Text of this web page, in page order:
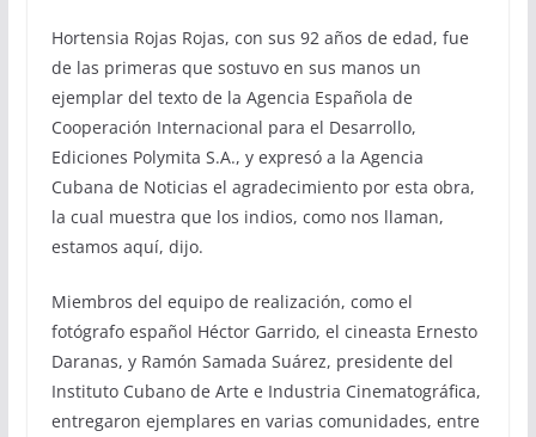
Hortensia Rojas Rojas, con sus 92 años de edad, fue
de las primeras que sostuvo en sus manos un
ejemplar del texto de la Agencia Española de
Cooperación Internacional para el Desarrollo,
Ediciones Polymita S.A., y expresó a la Agencia
Cubana de Noticias el agradecimiento por esta obra,
la cual muestra que los indios, como nos llaman,
estamos aquí, dijo.
Miembros del equipo de realización, como el
fotógrafo español Héctor Garrido, el cineasta Ernesto
Daranas, y Ramón Samada Suárez, presidente del
Instituto Cubano de Arte e Industria Cinematográfica,
entregaron ejemplares en varias comunidades, entre